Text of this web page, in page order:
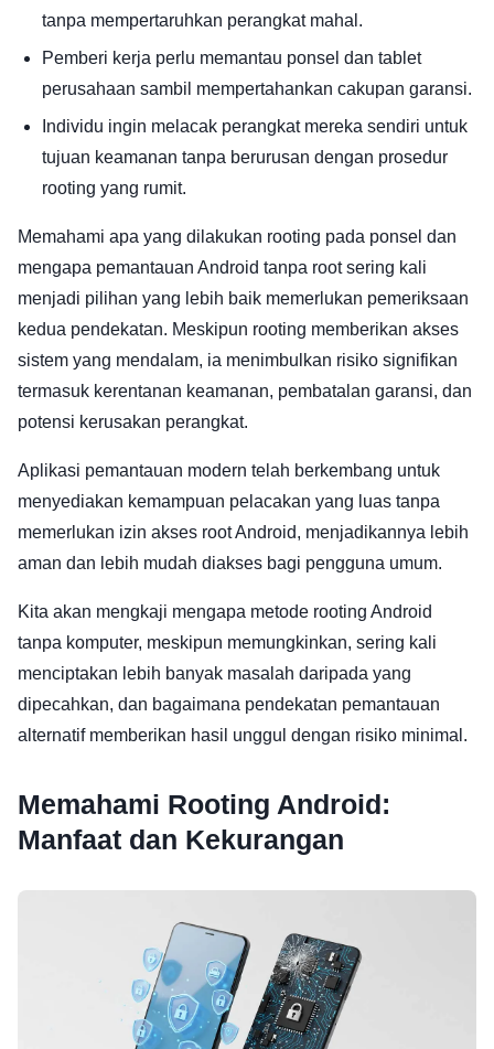
tanpa mempertaruhkan perangkat mahal.
Pemberi kerja perlu memantau ponsel dan tablet
perusahaan sambil mempertahankan cakupan garansi.
Individu ingin melacak perangkat mereka sendiri untuk
tujuan keamanan tanpa berurusan dengan prosedur
rooting yang rumit.
Memahami apa yang dilakukan rooting pada ponsel dan
mengapa pemantauan Android tanpa root sering kali
menjadi pilihan yang lebih baik memerlukan pemeriksaan
kedua pendekatan. Meskipun rooting memberikan akses
sistem yang mendalam, ia menimbulkan risiko signifikan
termasuk kerentanan keamanan, pembatalan garansi, dan
potensi kerusakan perangkat.
Aplikasi pemantauan modern telah berkembang untuk
menyediakan kemampuan pelacakan yang luas tanpa
memerlukan izin akses root Android, menjadikannya lebih
aman dan lebih mudah diakses bagi pengguna umum.
Kita akan mengkaji mengapa metode rooting Android
tanpa komputer, meskipun memungkinkan, sering kali
menciptakan lebih banyak masalah daripada yang
dipecahkan, dan bagaimana pendekatan pemantauan
alternatif memberikan hasil unggul dengan risiko minimal.
Memahami Rooting Android:
Manfaat dan Kekurangan